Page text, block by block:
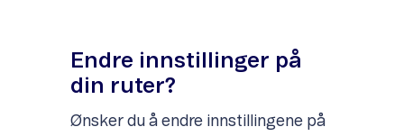
Endre innstillinger på
din ruter?
Ønsker du å endre innstillingene på